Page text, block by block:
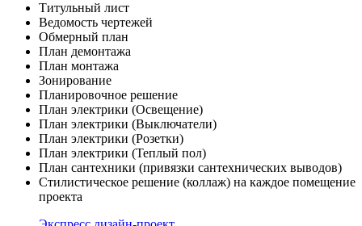
Титульный лист
Ведомость чертежей
Обмерный план
План демонтажа
План монтажа
Зонирование
Планировочное решение
План электрики (Освещение)
План электрики (Выключатели)
План электрики (Розетки)
План электрики (Теплый пол)
План сантехники (привязки сантехнических выводов)
Стилистическое решение (коллаж) на каждое помещение
проекта